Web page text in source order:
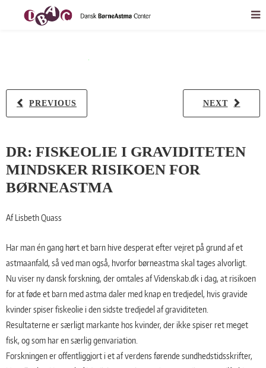
NEXT
PREVIOUS
DR: FISKEOLIE I GRAVIDITETEN
MINDSKER RISIKOEN FOR
BØRNEASTMA
Af Lisbeth Quass
Har man én gang hørt et barn hive desperat efter vejret på grund af et
astmaanfald, så ved man også, hvorfor børneastma skal tages alvorligt.
Nu viser ny dansk forskning, der omtales af Videnskab.dk i dag, at risikoen
for at føde et barn med astma daler med knap en tredjedel, hvis gravide
kvinder spiser fiskeolie i den sidste tredjedel af graviditeten.
Resultaterne er særligt markante hos kvinder, der ikke spiser ret meget
fisk, og som har en særlig genvariation.
Forskningen er offentliggjort i et af verdens førende sundhedstidsskrifter,